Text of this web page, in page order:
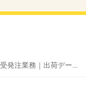
発注業務｜出荷デー...